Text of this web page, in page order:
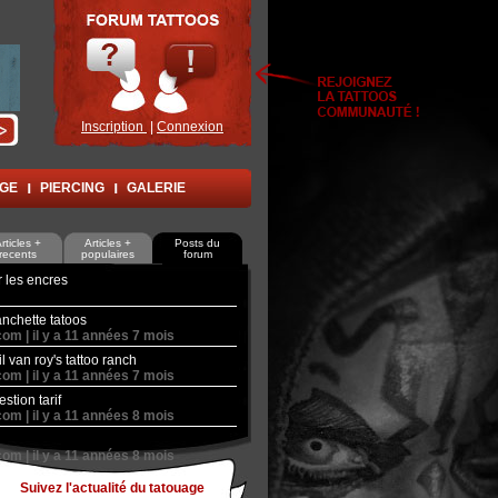
Inscription Connexion
PIERCING GALERIE
+
recents
Articles +
populaires
Posts du
forum
les encres
| il y a 11 années 7 mois
tatoos
| il y a 11 années 7 mois
van roy's tattoo ranch
| il y a 11 années 8 mois
tarif
| il y a 11 années 8 mois
Suivez l'actualité du tatouage